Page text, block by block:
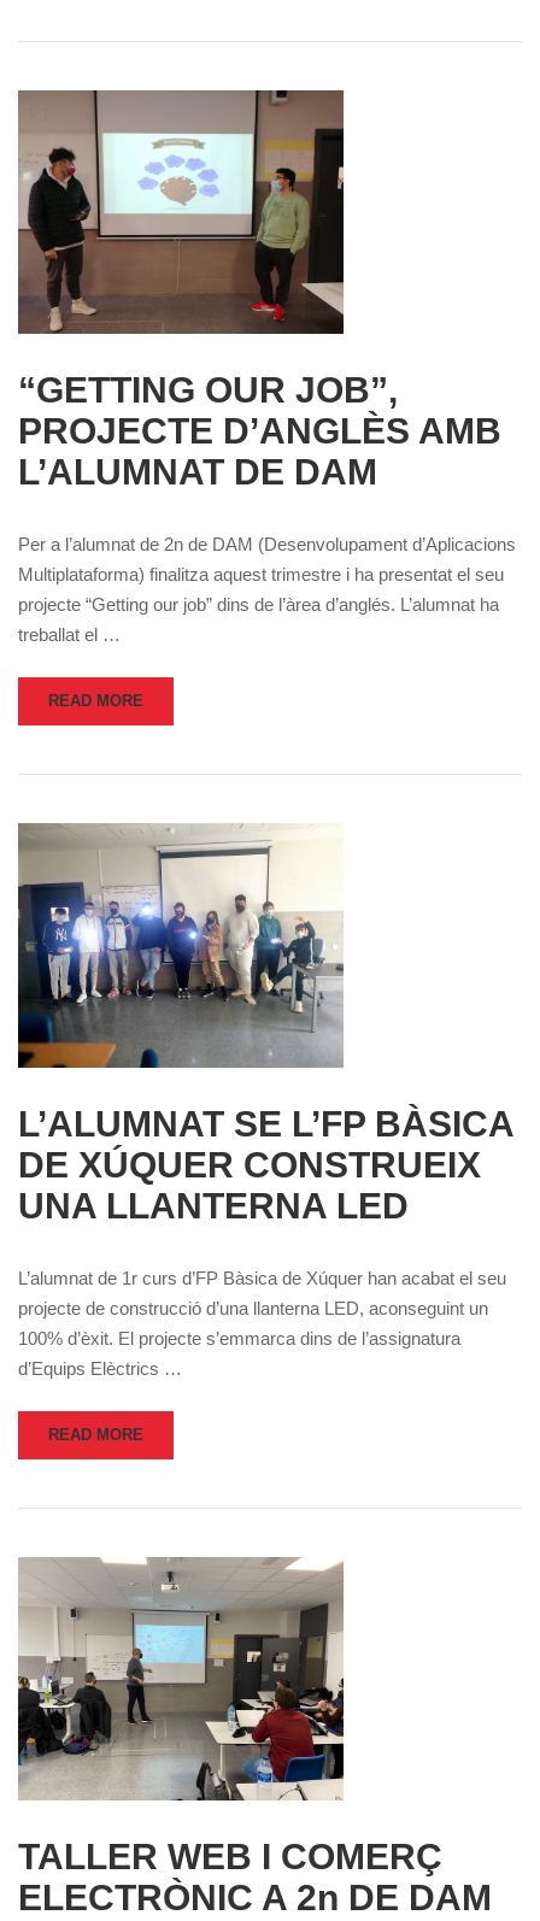
“GETTING OUR JOB”,
PROJECTE D’ANGLÈS AMB
L’ALUMNAT DE DAM
Per a l’alumnat de 2n de DAM (Desenvolupament d’Aplicacions
Multiplataforma) finalitza aquest trimestre i ha presentat el seu
projecte “Getting our job” dins de l’àrea d’anglés. L’alumnat ha
treballat el …
READ MORE
L’ALUMNAT SE L’FP BÀSICA
DE XÚQUER CONSTRUEIX
UNA LLANTERNA LED
L’alumnat de 1r curs d’FP Bàsica de Xúquer han acabat el seu
projecte de construcció d’una llanterna LED, aconseguint un
100% d’èxit. El projecte s’emmarca dins de l’assignatura
d’Equips Elèctrics …
READ MORE
TALLER WEB I COMERÇ
ELECTRÒNIC A 2n DE DAM